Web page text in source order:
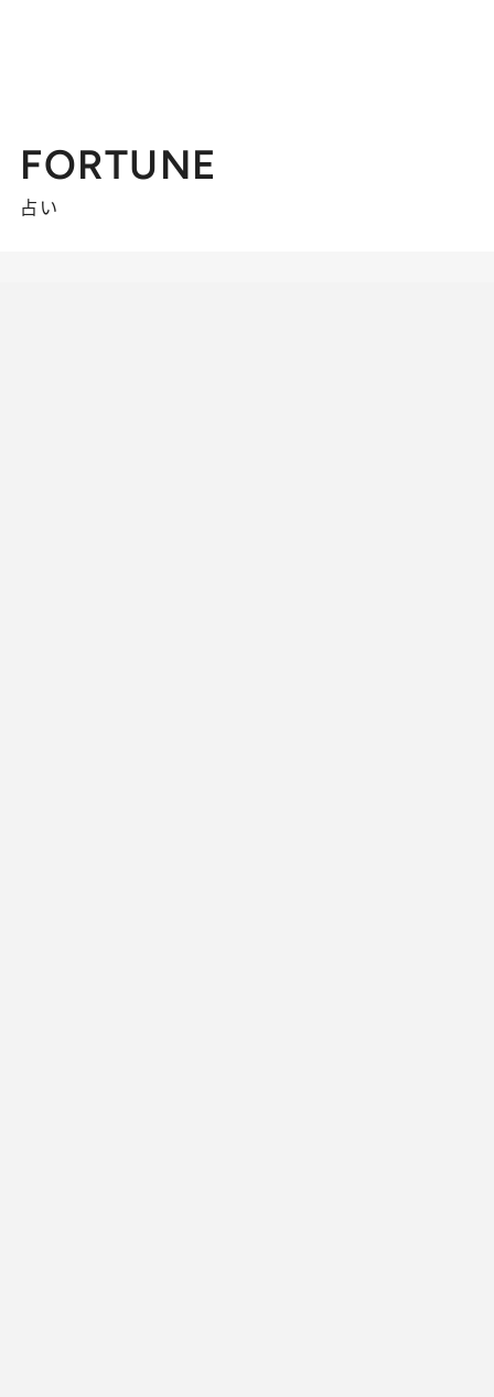
FORTUNE
占い